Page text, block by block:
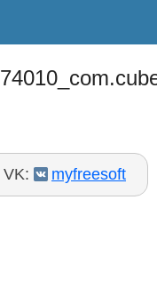
myfreesoft